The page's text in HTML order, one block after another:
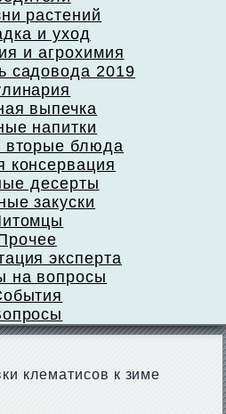
растений
и уход
и агрохимия
садовода 2019
выпечка
напитки
вторые блюда
консервация
десерты
закуски
эксперта
на вопросы
клематисов к зиме